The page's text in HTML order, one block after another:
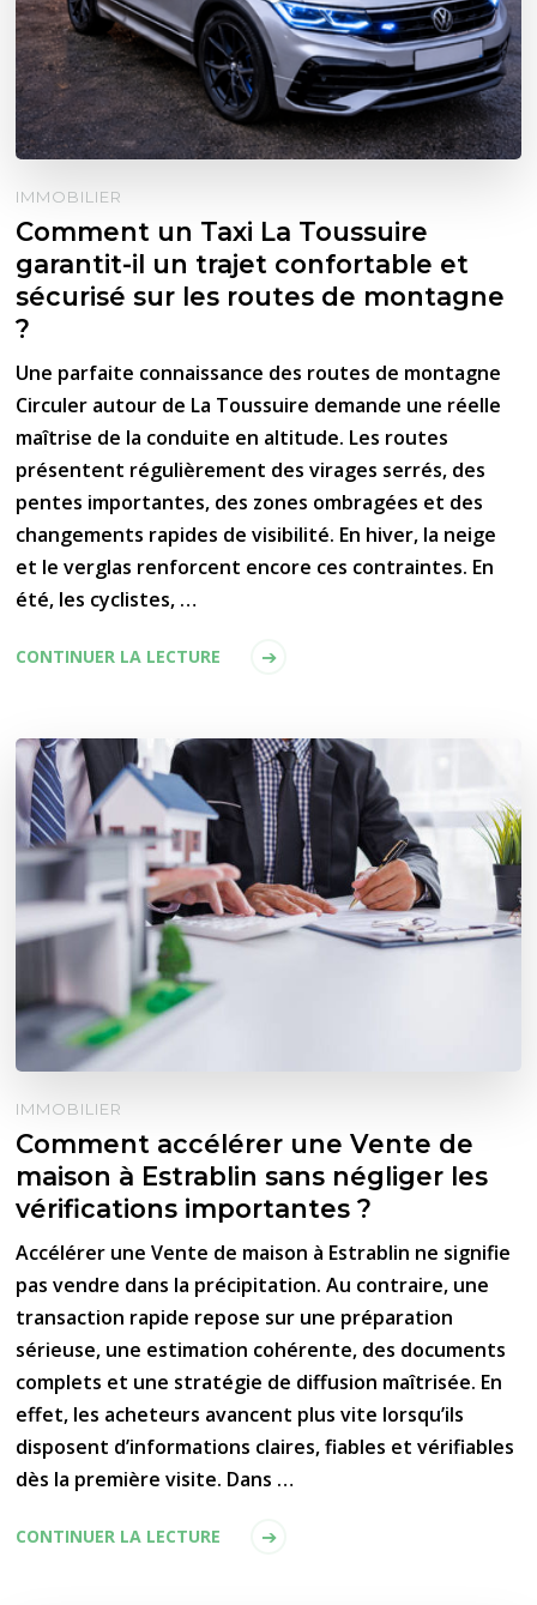
IMMOBILIER
Comment un Taxi La Toussuire
garantit-il un trajet confortable et
sécurisé sur les routes de montagne
?
Une parfaite connaissance des routes de montagne
Circuler autour de La Toussuire demande une réelle
maîtrise de la conduite en altitude. Les routes
présentent régulièrement des virages serrés, des
pentes importantes, des zones ombragées et des
changements rapides de visibilité. En hiver, la neige
et le verglas renforcent encore ces contraintes. En
été, les cyclistes, …
CONTINUER LA LECTURE
IMMOBILIER
Comment accélérer une Vente de
maison à Estrablin sans négliger les
vérifications importantes ?
Accélérer une Vente de maison à Estrablin ne signifie
pas vendre dans la précipitation. Au contraire, une
transaction rapide repose sur une préparation
sérieuse, une estimation cohérente, des documents
complets et une stratégie de diffusion maîtrisée. En
effet, les acheteurs avancent plus vite lorsqu’ils
disposent d’informations claires, fiables et vérifiables
dès la première visite. Dans …
CONTINUER LA LECTURE